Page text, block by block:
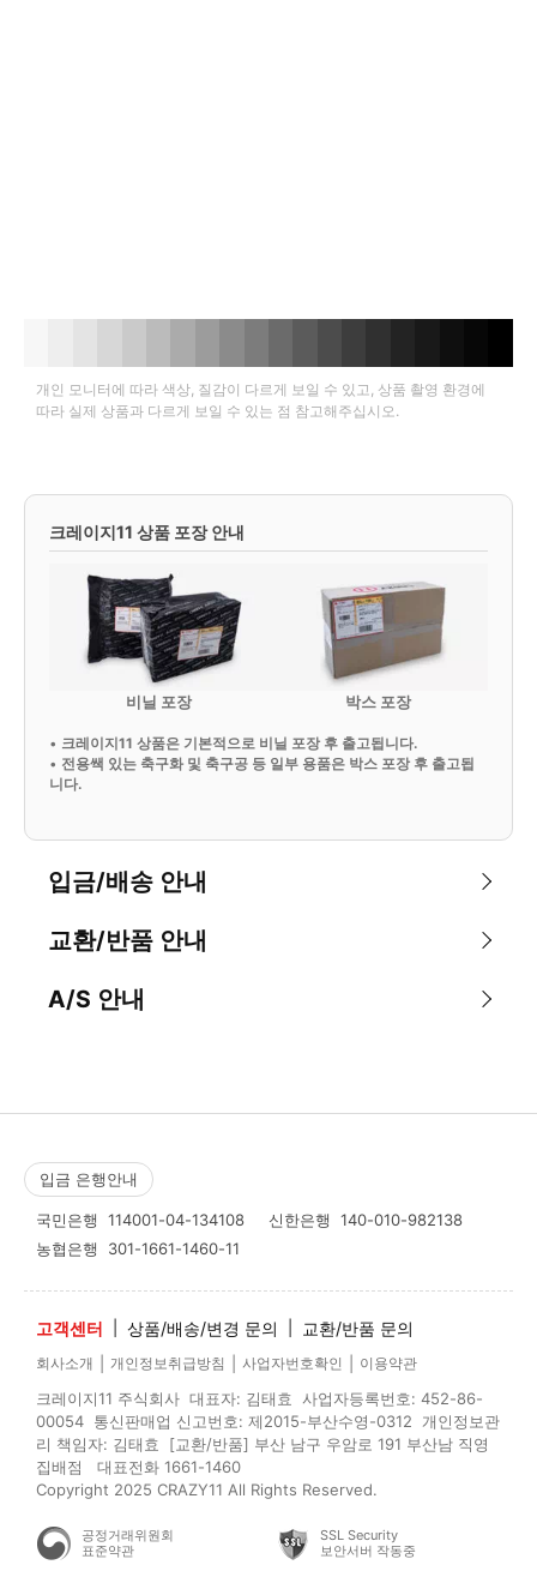
개인 모니터에 따라 색상, 질감이 다르게 보일 수 있고, 상품 촬영 환경에
따라 실제 상품과 다르게 보일 수 있는 점 참고해주십시오.
크레이지11 상품 포장 안내
비닐 포장 박스 포장
• 크레이지11 상품은 기본적으로 비닐 포장 후 출고됩니다.
• 전용쌕 있는 축구화 및 축구공 등 일부 용품은 박스 포장 후 출고됩
니다.
입금/배송 안내
교환/반품 안내
A/S 안내
입금 은행안내
국민은행 114001-04-134108 신한은행 140-010-982138
농협은행 301-1661-1460-11
고객센터 상품/배송/변경 문의 교환/반품 문의
회사소개 개인정보취급방침 사업자번호확인 이용약관
크레이지11 주식회사 대표자: 김태효 사업자등록번호: 452-86-
00054 통신판매업 신고번호: 제2015-부산수영-0312 개인정보관
리 책임자: 김태효 [교환/반품] 부산 남구 우암로 191 부산남 직영
집배점 대표전화 1661-1460
Copyright 2025 CRAZY11 All Rights Reserved.
공정거래위원회
표준약관
SSL Security
보안서버 작동중